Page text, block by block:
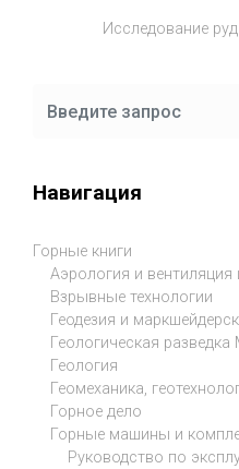
Исследование
Навигация
Горные книги
Аэрология и вентиляция
Взрывные технологии
Геодезия и
Геологическая
Геология
Геомеханика,
Горное дело
Горные машины и
Руководство по